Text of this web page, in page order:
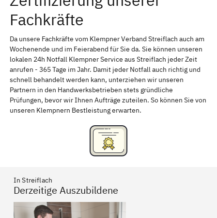
Bayreuth
Schweinfurt Passau
Freising Rudelsdorf, Mittelfranken
Fachkräfte
Da unsere Fachkräfte vom Klempner Verband Streiflach auch am
Wochenende und im Feierabend für Sie da. Sie können unseren
lokalen 24h Notfall Klempner Service aus Streiflach jeder Zeit
anrufen - 365 Tage im Jahr. Damit jeder Notfall auch richtig und
schnell behandelt werden kann, unterziehen wir unseren
Partnern in den Handwerksbetrieben stets gründliche
Prüfungen, bevor wir Ihnen Aufträge zuteilen. So können Sie von
unseren Klempnern Bestleistung erwarten.
In Streiflach
Derzeitige Auszubildene